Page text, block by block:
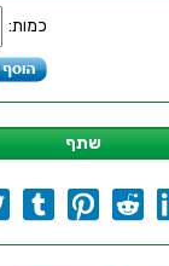
כמות:
שתף